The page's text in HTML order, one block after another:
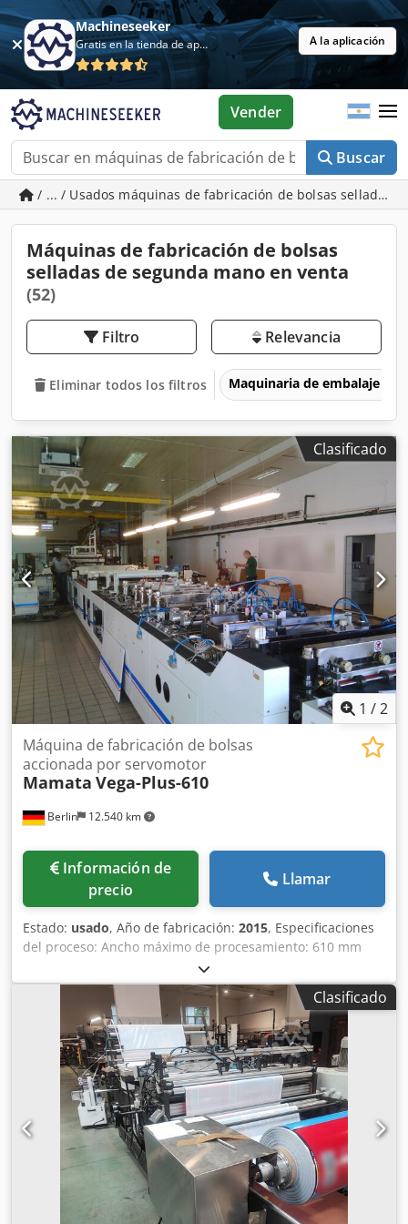
Machineseeker
Gratis en la tienda de aplicaciones A la aplicación
Buscar
Vender
/ ... / Usados máquinas de fabricación de bolsas selladas
Máquinas de fabricación de bolsas
selladas de segunda mano en venta
(52)
Filtro Relevancia
Eliminar todos los filtros Maquinaria de embalaje
Clasificado
1 /2
Berlin 12.540 km
Máquina de fabricación de bolsas
accionada por servomotor
Mamata Vega-Plus-610
Información de
precio
Llamar
Estado: usado, Año de fabricación: 2015, Especificaciones
del proceso: Ancho máximo de procesamiento: 610 mm
Ancho mínimo de procesamiento: 210 mm Longitud
máxima de estirado sin interrupción: 610 mm o 410 mm,
según la configuración Longitud mínima de estirado sin
interrupción: 50 mm Longitud máxima de estirado con
interrupción: 1.220 mm o 820 mm, según la configuración
Longitud mínima de estirado con interrupción: 100 mm
Frecuencia máxima de ciclos: 210 ciclos/min Velocidad
máxima de la línea: 50 m/min Desenrollador: Diámetro
máximo del rollo: Ø1.000 mm Peso máximo del rollo: 700
kg Ancho del material con desenrollador de 48 pulgadas:
410–1.220 mm Ancho del material con desenrollador de 60
pulgadas: 410–1.520 mm Materiales procesables:
Laminados de poliéster: a partir de 40 μm Laminados de
BOPP: a partir de 40 μm Laminados de CPP: a partir de 40
Clasificado